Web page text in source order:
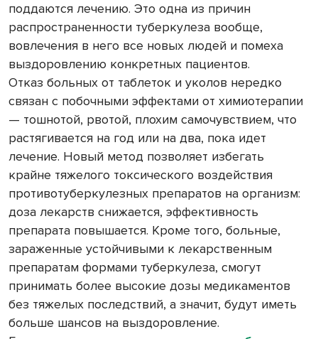
поддаются лечению. Это одна из причин
распространенности туберкулеза вообще,
вовлечения в него все новых людей и помеха
выздоровлению конкретных пациентов.
Отказ больных от таблеток и уколов нередко
связан с побочными эффектами от химиотерапии
— тошнотой, рвотой, плохим самочувствием, что
растягивается на год или на два, пока идет
лечение. Новый метод позволяет избегать
крайне тяжелого токсического воздействия
противотуберкулезных препаратов на организм:
доза лекарств снижается, эффективность
препарата повышается. Кроме того, больные,
зараженные устойчивыми к лекарственным
препаратам формами туберкулеза, смогут
принимать более высокие дозы медикаментов
без тяжелых последствий, а значит, будут иметь
больше шансов на выздоровление.